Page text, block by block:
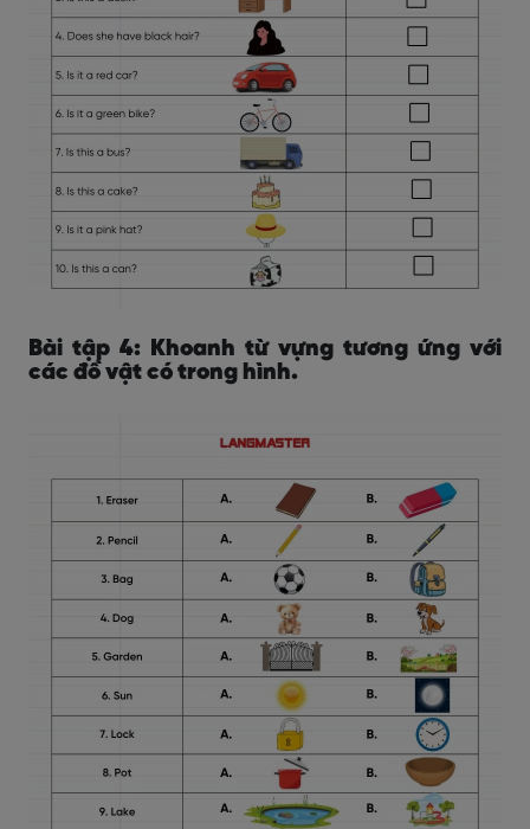
Bài tập 4: Khoanh từ vựng tương ứng với
các đồ vật có trong hình.